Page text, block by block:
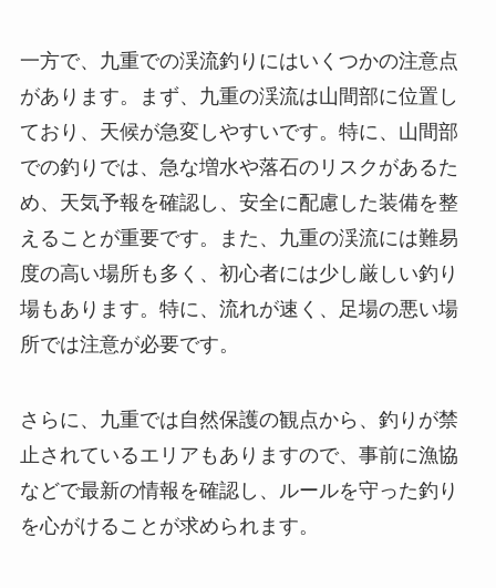
一方で、九重での渓流釣りにはいくつかの注意点
があります。まず、九重の渓流は山間部に位置し
ており、天候が急変しやすいです。特に、山間部
での釣りでは、急な増水や落石のリスクがあるた
め、天気予報を確認し、安全に配慮した装備を整
えることが重要です。また、九重の渓流には難易
度の高い場所も多く、初心者には少し厳しい釣り
場もあります。特に、流れが速く、足場の悪い場
所では注意が必要です。
さらに、九重では自然保護の観点から、釣りが禁
止されているエリアもありますので、事前に漁協
などで最新の情報を確認し、ルールを守った釣り
を心がけることが求められます。